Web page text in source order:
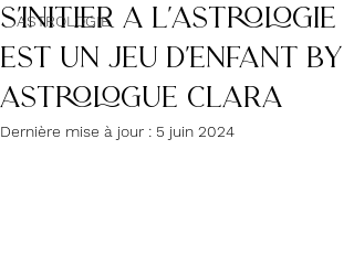
ASTROLOGIE
S'INITIER A L'ASTROLOGIE
EST UN JEU D'ENFANT by
ASTROLOGUE CLARA
Dernière mise à jour : 5 juin 2024